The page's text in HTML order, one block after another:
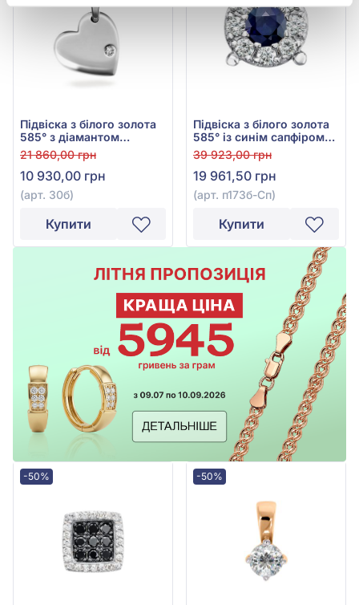
Підвіска з білого золота
585° з діамантом
0,003ct, арт. 30б
21 860,00 грн
10 930,00 грн
(арт. 30б)
Купити
Підвіска з білого золота
585° із синім сапфіром
0,19ct та діамантами
0,14ct, арт. п173б-Сп
39 923,00 грн
19 961,50 грн
(арт. п173б-Сп)
Купити
-50% -50%